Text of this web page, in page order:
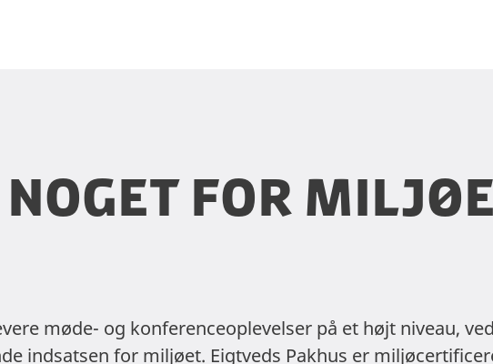
noget for
møde- og konferenceoplevelser på et højt niveau,
indsatsen for miljøet. Eigtveds Pakhus er